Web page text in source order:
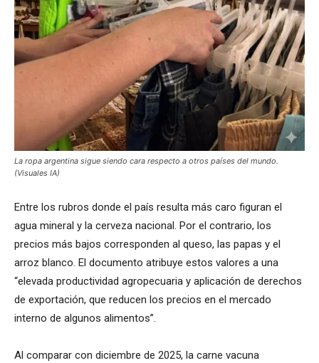
La ropa argentina sigue siendo cara respecto a otros países del mundo.
(Visuales IA)
Entre los rubros donde el país resulta más caro figuran el
agua mineral y la cerveza nacional. Por el contrario, los
precios más bajos corresponden al queso, las papas y el
arroz blanco. El documento atribuye estos valores a una
“elevada productividad agropecuaria y aplicación de derechos
de exportación, que reducen los precios en el mercado
interno de algunos alimentos”.
Al comparar con diciembre de 2025, la carne vacuna